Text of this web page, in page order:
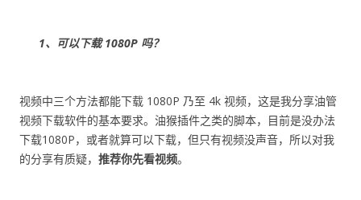
1、可以下载 1080P 吗？
视频中三个方法都能下载 1080P 乃至 4k 视频，这是我分享油管
视频下载软件的基本要求。油猴插件之类的脚本，目前是没办法
下载1080P，或者就算可以下载，但只有视频没声音，所以对我
的分享有质疑， 推荐你先看视频。